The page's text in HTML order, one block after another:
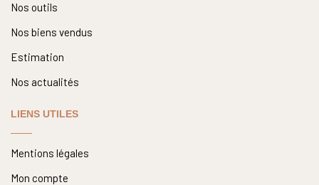
Nos outils
Nos biens vendus
Estimation
Nos actualités
LIENS UTILES
Mentions légales
Mon compte